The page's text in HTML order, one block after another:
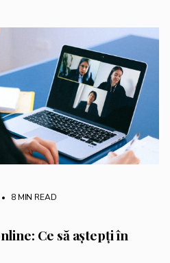
• 8 MIN READ
Ce să aștepți în